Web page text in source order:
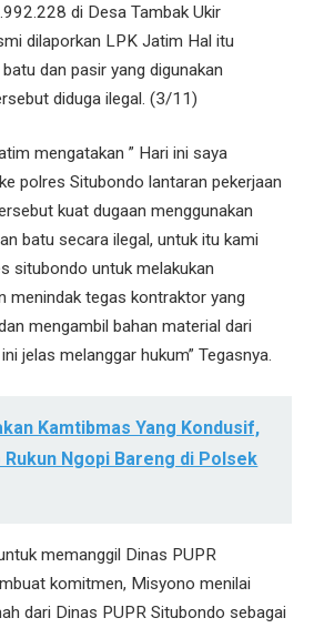
di Desa Tambak Ukir
dilaporkan LPK Jatim Hal itu
dan pasir yang digunakan
diduga ilegal. (3/11)
mengatakan ” Hari ini saya
polres Situbondo lantaran pekerjaan
kuat dugaan menggunakan
batu secara ilegal, untuk itu kami
situbondo untuk melakukan
menindak tegas kontraktor yang
mengambil bahan material dari
jelas melanggar hukum” Tegasnya.
Kamtibmas Yang Kondusif,
Rukun Ngopi Bareng di Polsek
memanggil Dinas PUPR
komitmen, Misyono menilai
dari Dinas PUPR Situbondo sebagai